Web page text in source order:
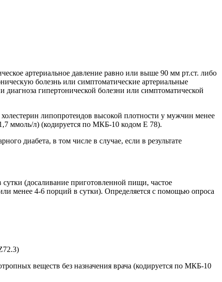
артериальное давление равно или выше 90 мм рт.ст. либо
болезнь или симптоматические артериальные
гипертонической болезни или симптоматической
липопротеидов высокой плотности у мужчин менее
ммоль/л) (кодируется по МКБ-10 кодом Е 78).
диабета, в том числе в случае, если в результате
(досаливание приготовленной пищи, частое
менее 4-6 порций в сутки). Определяется с помощью опроса
веществ без назначения врача (кодируется по МКБ-10